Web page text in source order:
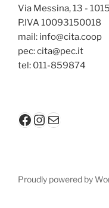
Via Messina, 13 -
P.IVA 10093150018
mail: info@cita.coop
pec: cita@pec.it
tel: 011-859874
Facebook
Instagram
Mail
Proudly powered by